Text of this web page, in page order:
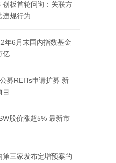
创板首轮问询：关联方
违规行为
年6月末国内指数基金
亿
募REITs申请扩募 新
目
股价涨超5% 最新市
第三家发布定增预案的